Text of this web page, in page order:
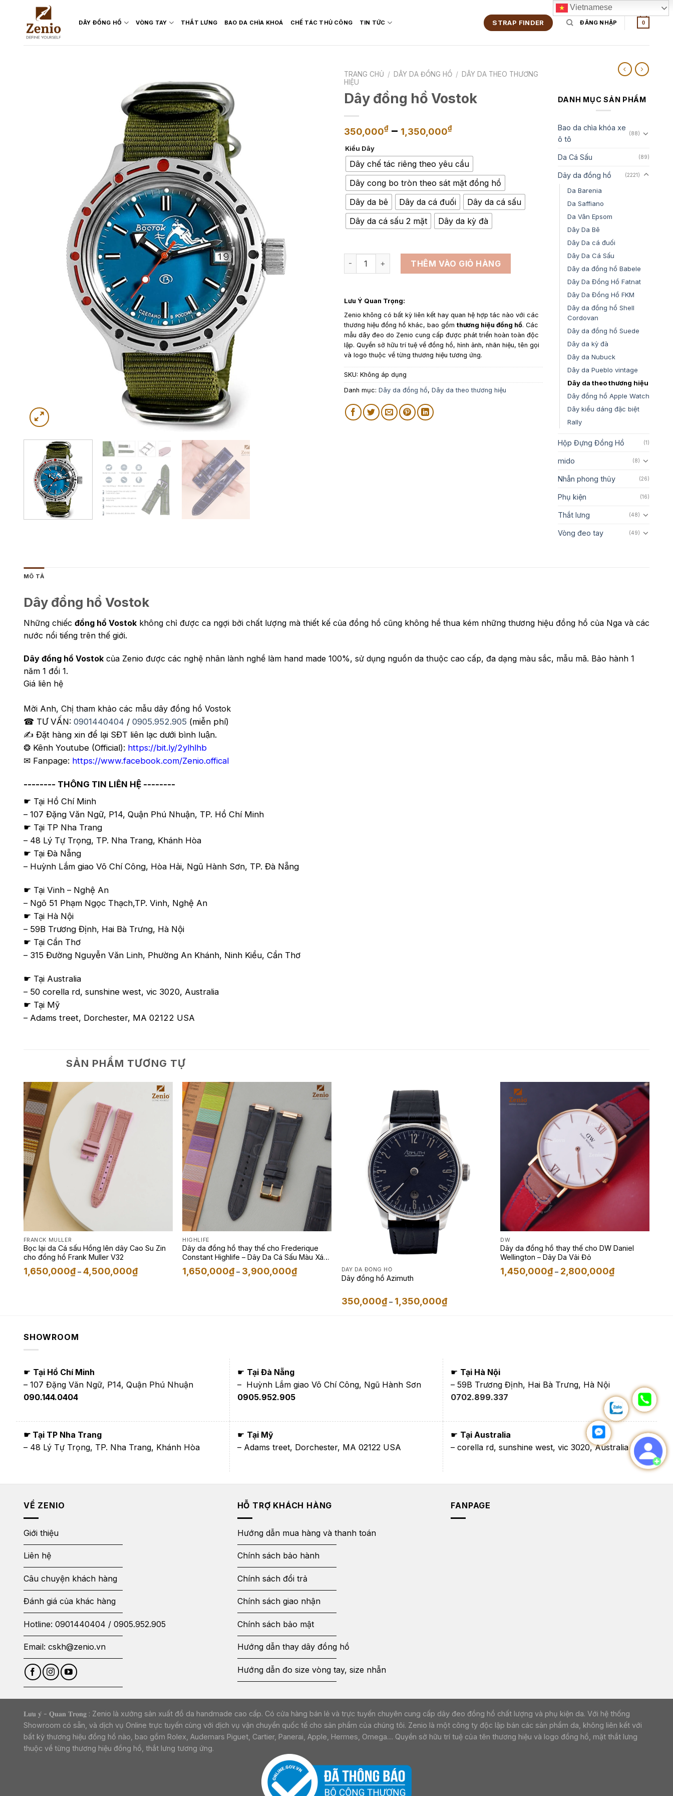
content
DÂY ĐỒNG HỒ VÒNG TAY THẮT LƯNG BAO DA CHÌA KHOÁ CHẾ TÁC THỦ CÔNG TIN TỨC STRAP FINDER ĐĂNG NHẬP 0
TRANG CHỦ / DÂY DA ĐỒNG HỒ / DÂY DA THEO THƯƠNG
HIỆU
Dây đồng hồ Vostok
350,000₫ – 1,350,000₫Khoảng
từ
350,000₫
đến
1,350,000₫
Kiểu Dây
Dây chế tác riêng theo yêu cầu
Dây cong bo tròn theo sát mặt đồng hồ
Dây da bê
Dây da cá đuối
Dây da cá sấu
Dây da cá sấu 2 mặt
Dây da kỳ đà
Dây đồng hồ Vostok số lượngTHÊM VÀO GIỎ HÀNG
Lưu Ý Quan Trọng:
Zenio không có bất kỳ liên kết hay quan hệ hợp tác nào với các
thương hiệu đồng hồ khác, bao gồm thương hiệu đồng hồ. Các
mẫu dây đeo do Zenio cung cấp được phát triển hoàn toàn độc
lập. Quyền sở hữu trí tuệ về đồng hồ, hình ảnh, nhãn hiệu, tên gọi
và logo thuộc về từng thương hiệu tương ứng.
SKU: Không áp dụng
Danh mục: Dây da đồng hồ, Dây da theo thương hiệu
DANH MỤC SẢN PHẨM
Bao da chìa khóa xe
ô tô
(88)
Da Cá Sấu (89)
Dây da đồng hồ (2221)
Da Barenia
Da Saffiano
Da Vân Epsom
Dây Da Bê
Dây Da cá đuối
Dây Da Cá Sấu
Dây da đồng hồ Babele
Dây Da Đồng Hồ Fatnat
Dây Da Đồng Hồ FKM
Dây da đồng hồ Shell
Cordovan
Dây da đồng hồ Suede
Dây da kỳ đà
Dây da Nubuck
Dây da Pueblo vintage
Dây da theo thương hiệu
Dây đồng hồ Apple Watch
Dây kiểu dáng đặc biệt
Rally
Hộp Đựng Đồng Hồ (1)
mido (8)
Nhẫn phong thủy (26)
Phụ kiện (16)
Thắt lưng (48)
Vòng đeo tay (49)
MÔ TẢ
Dây đồng hồ Vostok
Những chiếc đồng hồ Vostok không chỉ được ca ngợi bởi chất lượng mà thiết kế của đồng hồ cũng không hề thua kém những thương hiệu đồng hồ của Nga và các
nước nổi tiếng trên thế giới.
Dây đồng hồ Vostok của Zenio được các nghệ nhân lành nghề làm hand made 100%, sử dụng nguồn da thuộc cao cấp, đa dạng màu sắc, mẫu mã. Bảo hành 1
năm 1 đổi 1.
Giá liên hệ
Mời Anh, Chị tham khảo các mẫu dây đồng hồ Vostok
☎ TƯ VẤN: 0901440404 / 0905.952.905 (miễn phí)
✍️ Đặt hàng xin để lại SĐT liên lạc dưới bình luận.
❂ Kênh Youtube (Official): https://bit.ly/2ylhlhb
✉ Fanpage: https://www.facebook.com/Zenio.offical
-------- THÔNG TIN LIÊN HỆ --------
☛ Tại Hồ Chí Minh
– 107 Đặng Văn Ngữ, P14, Quận Phú Nhuận, TP. Hồ Chí Minh
☛ Tại TP Nha Trang
– 48 Lý Tự Trọng, TP. Nha Trang, Khánh Hòa
☛ Tại Đà Nẵng
– Huỳnh Lắm giao Võ Chí Công, Hòa Hải, Ngũ Hành Sơn, TP. Đà Nẵng
☛ Tại Vinh – Nghệ An
– Ngõ 51 Phạm Ngọc Thạch,TP. Vinh, Nghệ An
☛ Tại Hà Nội
– 59B Trương Định, Hai Bà Trưng, Hà Nội
☛ Tại Cần Thơ
– 315 Đường Nguyễn Văn Linh, Phường An Khánh, Ninh Kiều, Cần Thơ
☛ Tại Australia
– 50 corella rd, sunshine west, vic 3020, Australia
☛ Tại Mỹ
– Adams treet, Dorchester, MA 02122 USA
SẢN PHẨM TƯƠNG TỰ
FRANCK MULLER
Bọc lại da Cá sấu Hồng lên dây Cao Su Zin
cho đồng hồ Frank Muller V32
1,650,000₫ – 4,500,000₫Khoảng
giá:
HIGHLIFE
Dây da đồng hồ thay thế cho Frederique
Constant Highlife – Dây Da Cá Sấu Màu Xám
Đen
1,650,000₫ – 3,900,000₫Khoảng
giá:
DÂY DA ĐỒNG HỒ
Dây đồng hồ Azimuth
350,000₫ – 1,350,000₫Khoảng
giá:
DW
Dây da đồng hồ thay thế cho DW Daniel
Wellington – Dây Da Vải Đỏ
1,450,000₫ – 2,800,000₫Khoảng
giá:
SHOWROOM
☛ Tại Hồ Chí Minh
– 107 Đặng Văn Ngữ, P14, Quận Phú Nhuận
090.144.0404
☛ Tại Đà Nẵng
– Huỳnh Lắm giao Võ Chí Công, Ngũ Hành Sơn
0905.952.905
☛ Tại Hà Nội
– 59B Trương Định, Hai Bà Trưng, Hà Nội
0702.899.337
☛ Tại TP Nha Trang
– 48 Lý Tự Trọng, TP. Nha Trang, Khánh Hòa
☛ Tại Mỹ
– Adams treet, Dorchester, MA 02122 USA
☛ Tại Australia
– corella rd, sunshine west, vic 3020, Australia
VỀ ZENIO
Giới thiệu
Liên hệ
Câu chuyện khách hàng
Đánh giá của khác hàng
Hotline: 0901440404 / 0905.952.905
Email: cskh@zenio.vn
HỖ TRỢ KHÁCH HÀNG
Hướng dẫn mua hàng và thanh toán
Chính sách bảo hành
Chính sách đổi trả
Chính sách giao nhận
Chính sách bảo mật
Hướng dẫn thay dây đồng hồ
Hướng dẫn đo size vòng tay, size nhẫn
FANPAGE
𝐋𝐮̛𝐮 𝐲́ - 𝐐𝐮𝐚𝐧 𝐓𝐫𝐨̣𝐧𝐠 : Zenio là xưởng sản xuất đồ da handmade cao cấp. Có cửa hàng bán lẻ và trực tuyến chuyên cung cấp dây đeo đồng hồ chất lượng và phụ kiện da. Với hệ thống
Showroom có sẵn, và dịch vụ Online trực tuyến cùng với dịch vụ vận chuyển quốc tế cho sản phẩm của chúng tôi. Zenio là một công ty độc lập bán các sản phẩm da, không liên kết với
bất kỳ thương hiệu đồng hồ nào, bao gồm Rolex, Audemars Piguet, Cartier, Panerai, Apple, Hermes, Omega.... Quyền sở hữu trí tuệ của tên thương hiệu và logo đồng hồ, mặt thắt lưng
thuộc về từng thương hiệu đồng hồ, thắt lưng tương ứng.
Vietnamese